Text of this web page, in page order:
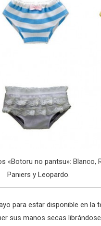
«Botoru no pantsu»: Blanco,
Paniers y Leopardo.
para estar disponible en la
sus manos secas